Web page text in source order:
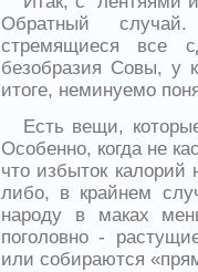
Обратный случай.
стремящиеся все
безобразия Совы, у
итоге, неминуемо
Есть вещи,
Особенно, когда не
что избыток
либо, в крайнем
народу в маках
поголовно -
или собираются